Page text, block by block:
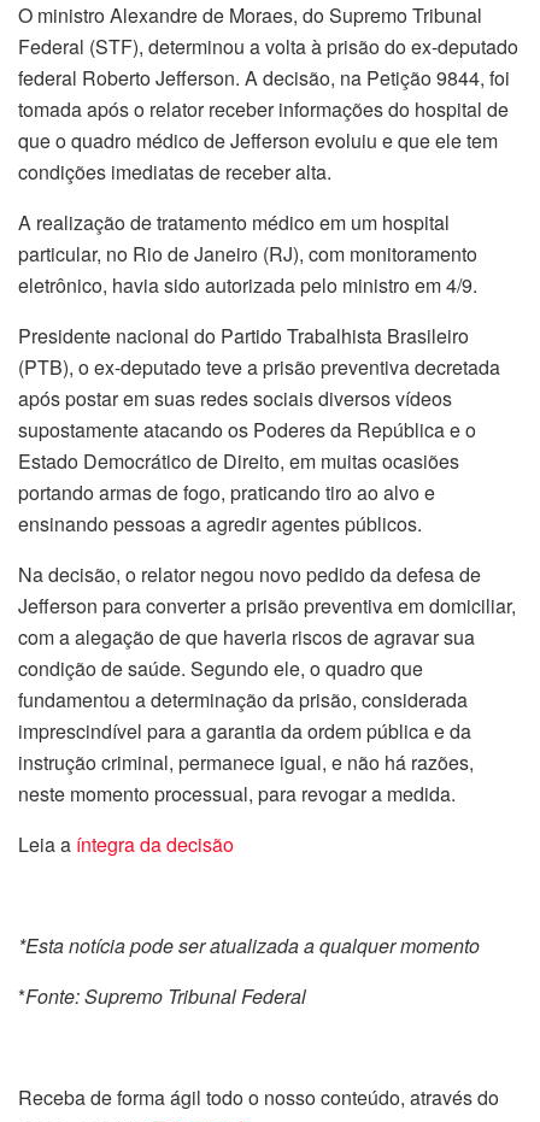
O ministro Alexandre de Moraes, do Supremo Tribunal
Federal (STF), determinou a volta à prisão do ex-deputado
federal Roberto Jefferson. A decisão, na Petição 9844, foi
tomada após o relator receber informações do hospital de
que o quadro médico de Jefferson evoluiu e que ele tem
condições imediatas de receber alta.
A realização de tratamento médico em um hospital
particular, no Rio de Janeiro (RJ), com monitoramento
eletrônico, havia sido autorizada pelo ministro em 4/9.
Presidente nacional do Partido Trabalhista Brasileiro
(PTB), o ex-deputado teve a prisão preventiva decretada
após postar em suas redes sociais diversos vídeos
supostamente atacando os Poderes da República e o
Estado Democrático de Direito, em muitas ocasiões
portando armas de fogo, praticando tiro ao alvo e
ensinando pessoas a agredir agentes públicos.
Na decisão, o relator negou novo pedido da defesa de
Jefferson para converter a prisão preventiva em domiciliar,
com a alegação de que haveria riscos de agravar sua
condição de saúde. Segundo ele, o quadro que
fundamentou a determinação da prisão, considerada
imprescindível para a garantia da ordem pública e da
instrução criminal, permanece igual, e não há razões,
neste momento processual, para revogar a medida.
Leia a íntegra da decisão
*Esta notícia pode ser atualizada a qualquer momento
*Fonte: Supremo Tribunal Federal
Receba de forma ágil todo o nosso conteúdo, através do